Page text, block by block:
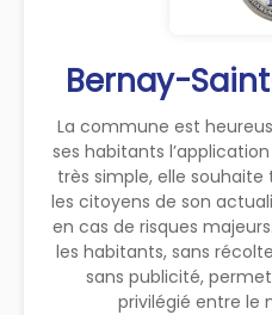
Bernay-
La commune est
ses habitants
très simple, elle
les citoyens de son
en cas de risques
les habitants, sans
sans publicité,
privilégié entre le